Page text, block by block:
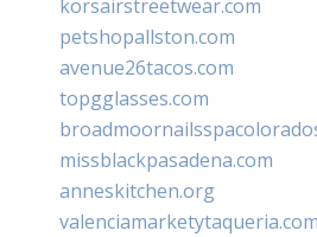
korsairstreetwear.com
petshopallston.com
avenue26tacos.com
topgglasses.com
missblackpasadena.com
anneskitchen.org
valenciamarketytaqueria.com